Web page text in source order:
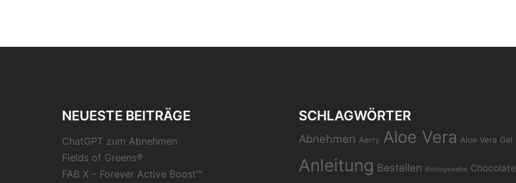
NEUESTE BEITRÄGE
ChatGPT zum Abnehmen
Fields of Greens®
FAB X – Forever Active Boost™
SCHLAGWÖRTER
Abnehmen Aerry Aloe Vera Aloe Vera Gel
Anleitung Bestellen Bindegewebe Chocolate